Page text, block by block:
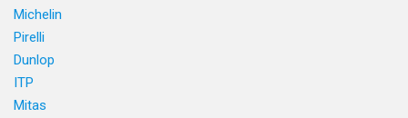
Michelin
Pirelli
Dunlop
ITP
Mitas